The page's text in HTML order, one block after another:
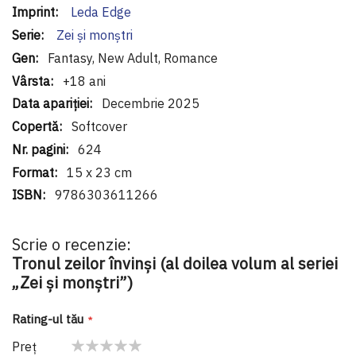
Leda Edge
Zei și monștri
Fantasy, New Adult, Romance
+18 ani
Decembrie 2025
Softcover
624
15 x 23 cm
9786303611266
Scrie o recenzie:
Tronul zeilor învinși (al doilea volum al seriei
„Zei și monștri”)
Rating-ul tău
Preţ